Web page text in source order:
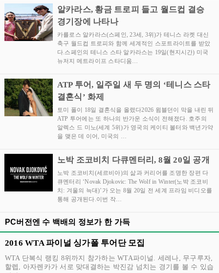
알카라스, 황금 트로피 들고 월드컵 결승
경기장에 나타나
카를로스 알카라스(스페인, 23세, 3위)가 테니스 라켓 대신
축구 월드컵 트로피와 함께 세계적인 스포트라이트를 받았
다.스페인의 테니스 스타 알카라스는 19일(현지시간) 미국
뉴저지 메트라이프 스타디움…
ATP 투어, 일주일 새 두 명의 ‘테니스 스타
결혼식’ 화제
토미 폴이 18일 결혼식을 올렸다2026 윔블던이 막을 내린 뒤
ATP 투어에는 또 하나의 반가운 소식이 전해졌다. 호주의
알렉스 드 미노(세계 5위)가 영국의 케이티 볼터와 백년가약
을 맺은 데 이어, 미국의 …
노박 조코비치 다큐멘터리, 8월 20일 공개
노박 조코비치(세르비아)의 삶과 커리어를 조명한 장편 다
큐멘터리 ‘Novak Djokovic: The Wolf in Winter(노박 조코비
치: 겨울의 늑대)’가 오는 8월 20일 전 세계 프라임 비디오를
통해 공개된다.이번 작…
PC버전엔 수 백배의 정보가 한 가득
2016 WTA 파이널 싱가폴 투어단 모집
WTA 단복식 랭킹 8위까지 참가하는 WTA파이널. 세레나, 무구루자,
할렙, 아자렌카가 서로 맞대결하는 박진감 넘치는 경기를 볼 수 있습